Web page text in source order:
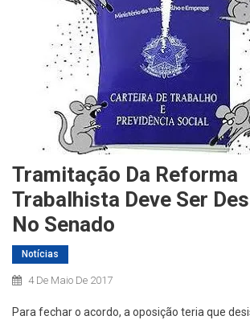
Tramitação Da Reforma
Trabalhista Deve Ser
No Senado
Notícias
4 De Maio De 2017
Para fechar o acordo, a oposição teria que